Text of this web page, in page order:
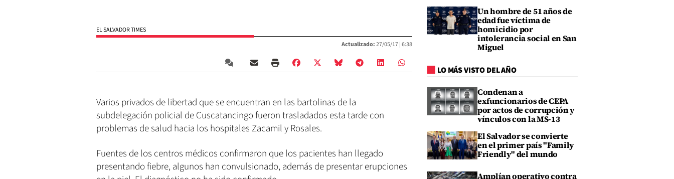
EL SALVADOR TIMES
Actualizado:27/05/17 |6:38
Varios privados de libertad que se encuentran en las bartolinas de la
subdelegación policial de Cuscatancingo fueron trasladados esta tarde con
problemas de salud hacia los hospitales Zacamil y Rosales.
Fuentes de los centros médicos confirmaron que los pacientes han llegado
presentando fiebre, algunos han convulsionado, además de presentar erupciones
Un hombre de 51 años de
edad fue víctima de
homicidio por
intolerancia social en San
Miguel
LO MÁS VISTO DEL AÑO
Condenan a
exfuncionarios de CEPA
por actos de corrupción y
vínculos con la MS-13
El Salvador se convierte
en el primer país "Family
Friendly" del mundo
Amplían operativo contra